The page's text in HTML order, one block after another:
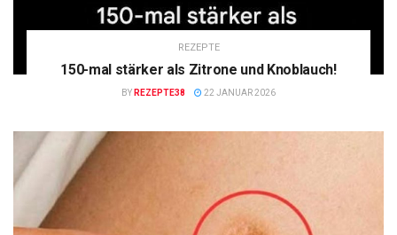
REZEPTE
150-mal stärker als Zitrone und Knoblauch!
BY REZEPTE38 22 JANUAR 2026